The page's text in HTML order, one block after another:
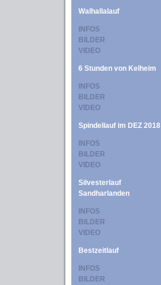
Walhallalauf
INFOS
BILDER
VIDEO
6 Stunden von Kelheim
INFOS
BILDER
VIDEO
Spindellauf im DEZ 2018
INFOS
BILDER
VIDEO
Silvesterlauf
Sandharlanden
INFOS
BILDER
VIDEO
Bestzeitlauf
INFOS
BILDER